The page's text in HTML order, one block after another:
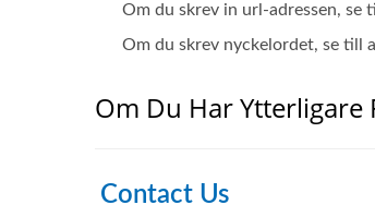
Om du skrev in url-adressen, se
Om du skrev nyckelordet, se till
Om Du Har Ytterligare